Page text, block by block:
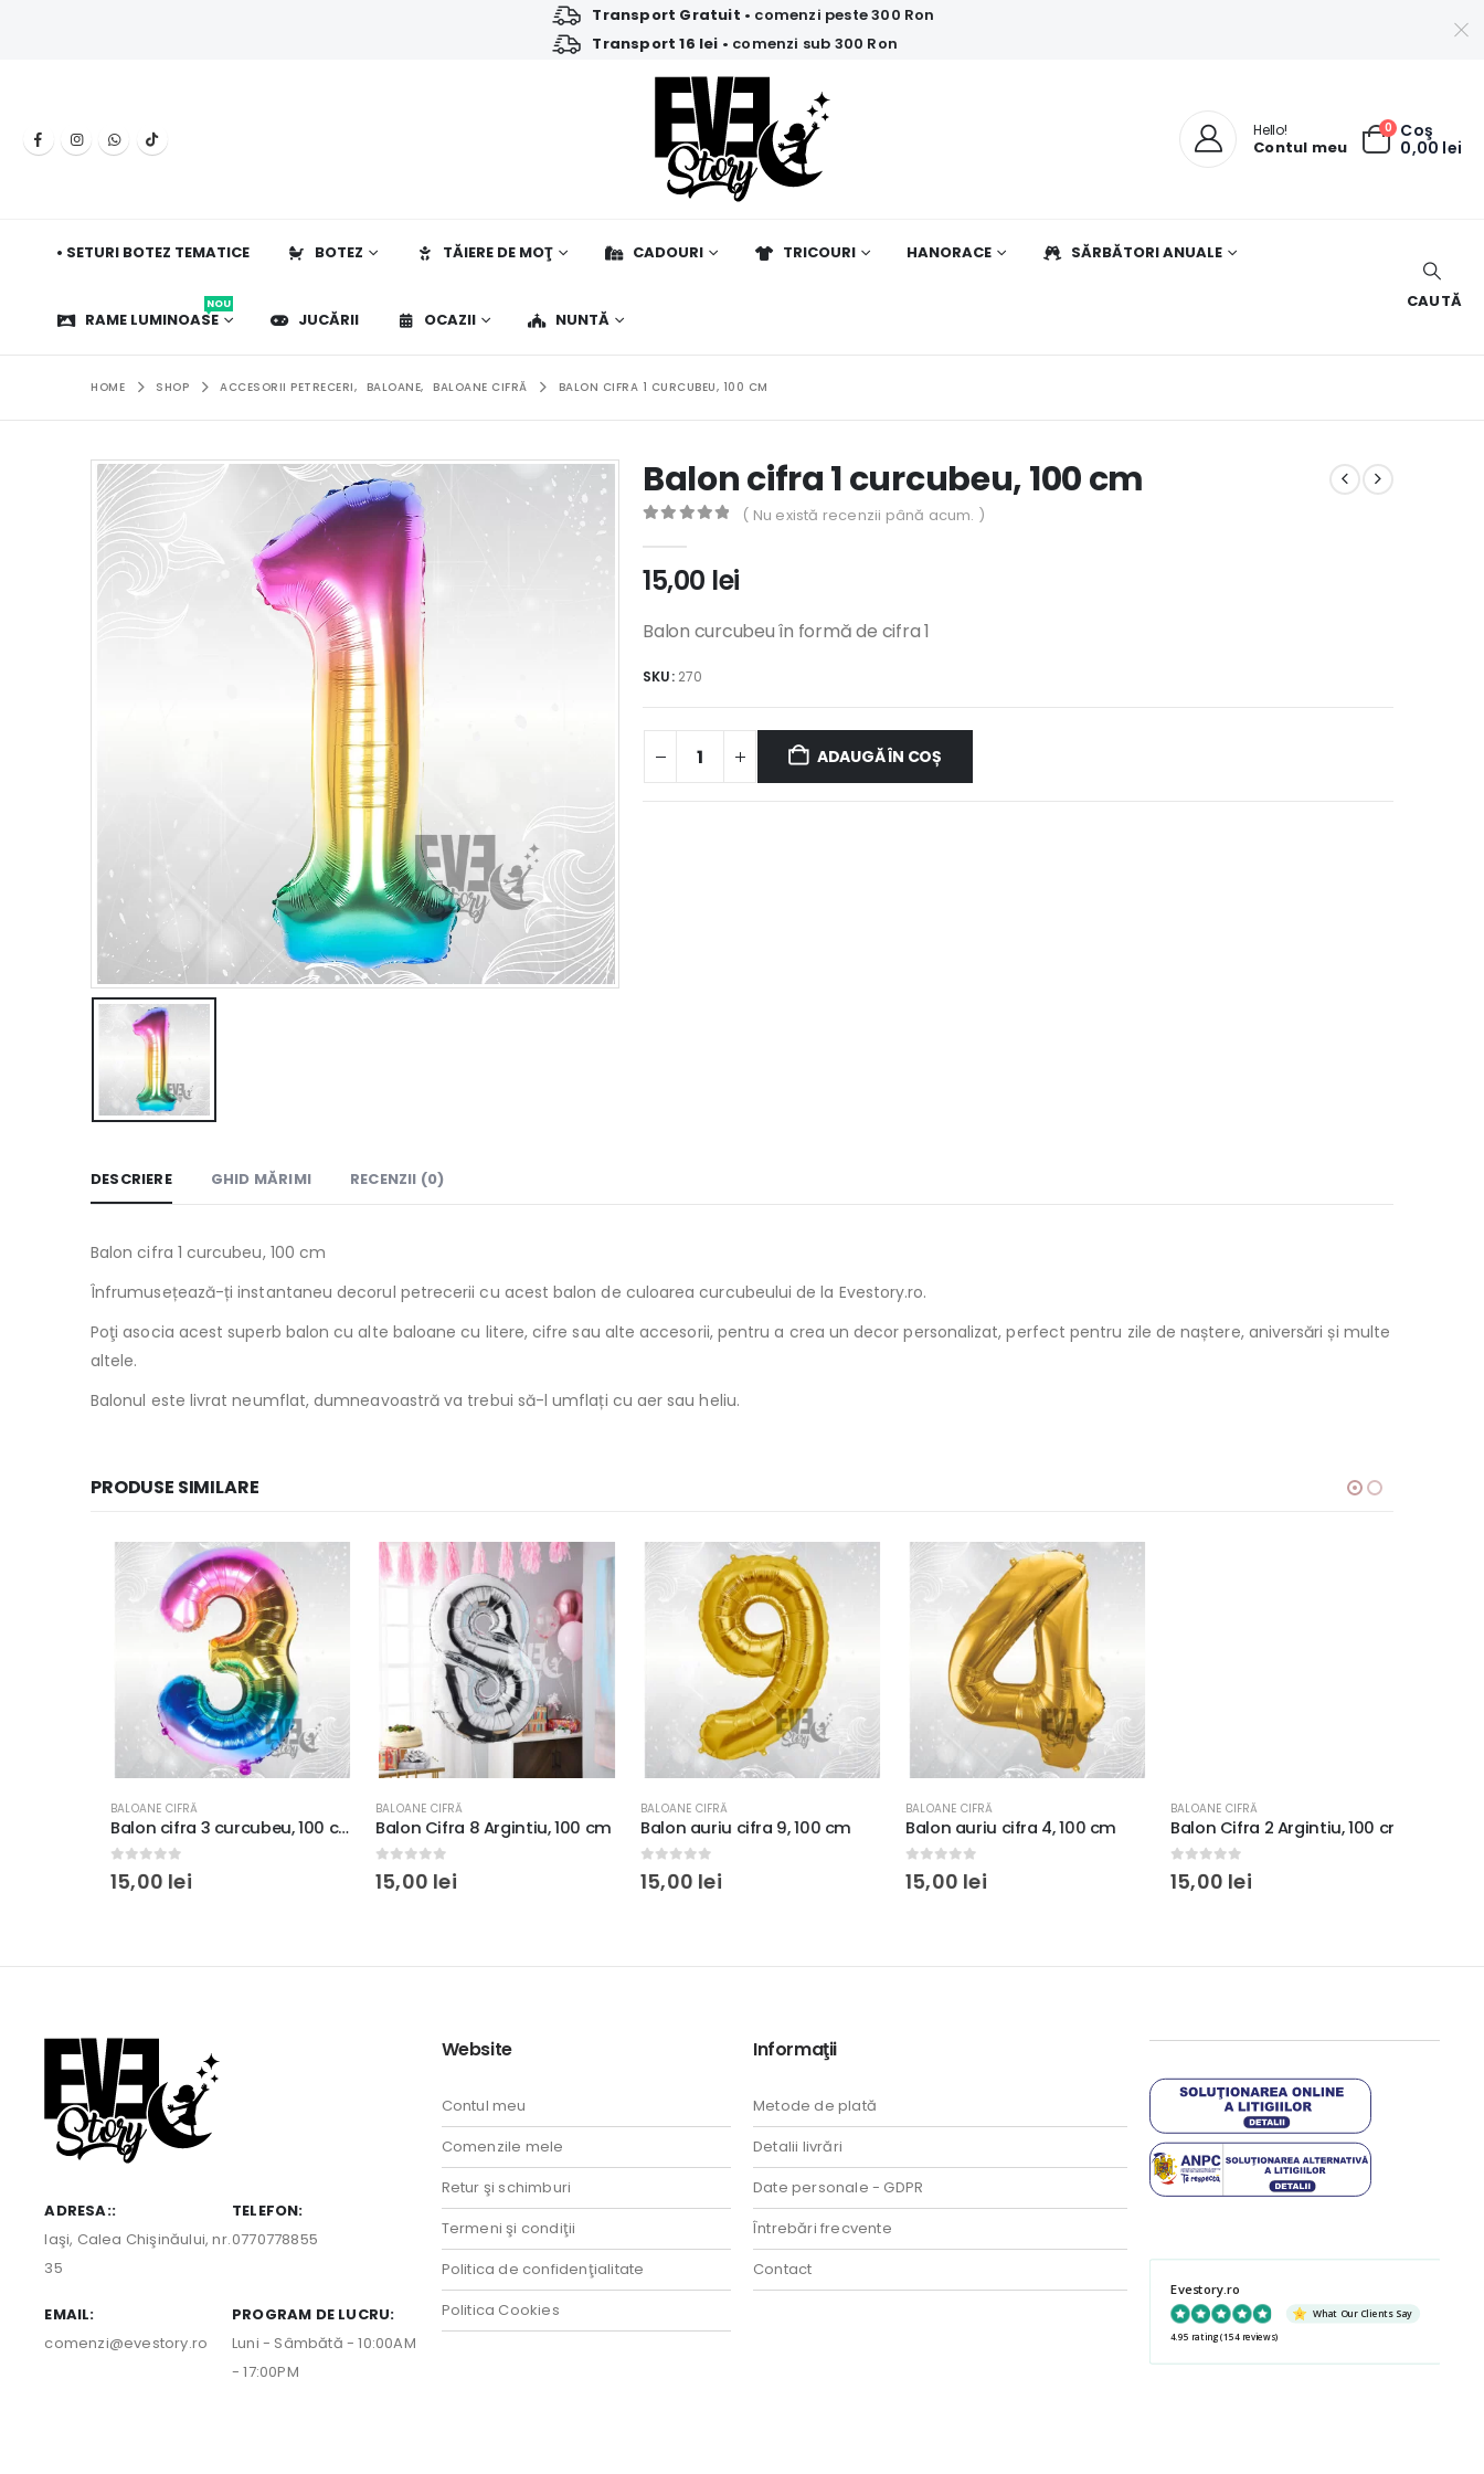
Transport Gratuit • comenzi peste 300 Ron
Transport 16 lei • comenzi sub 300 Ron
Hello!
Contul meu
0 Coş
0,00 lei
• SETURI BOTEZ TEMATICE BOTEZ TĂIERE DE MOŢ CADOURI TRICOURI HANORACE SĂRBĂTORI ANUALE
RAME LUMINOASE
NOU
JUCĂRII OCAZII NUNTĂ
CAUTĂ
HOME SHOP ACCESORII PETRECERI, BALOANE, BALOANE CIFRĂ BALON CIFRA 1 CURCUBEU, 100 CM
Balon cifra 1 curcubeu, 100 cm
( Nu există recenzii până acum. )
15,00 lei
Balon curcubeu în formă de cifra 1
SKU: 270
ADAUGĂ ÎN COȘ
DESCRIERE GHID MĂRIMI RECENZII (0)
Balon cifra 1 curcubeu, 100 cm
Înfrumusețează-ți instantaneu decorul petrecerii cu acest balon de culoarea curcubeului de la Evestory.ro.
Poţi asocia acest superb balon cu alte baloane cu litere, cifre sau alte accesorii, pentru a crea un decor personalizat, perfect pentru zile de naștere, aniversări și multe
altele.
Balonul este livrat neumflat, dumneavoastră va trebui să-l umflați cu aer sau heliu.
PRODUSE SIMILARE
BALOANE CIFRĂ
Balon cifra 3 curcubeu, 100 cm
out of 5
15,00lei
BALOANE CIFRĂ
Balon Cifra 8 Argintiu, 100 cm
out of 5
15,00lei
BALOANE CIFRĂ
Balon auriu cifra 9, 100 cm
out of 5
15,00lei
BALOANE CIFRĂ
Balon auriu cifra 4, 100 cm
out of 5
15,00lei
BALOANE CIFRĂ
Balon Cifra 2 Argintiu, 100 cm
out of 5
15,00lei
ADRESA::
Iaşi, Calea Chişinăului, nr.
35
TELEFON:
0770778855
EMAIL:
comenzi@evestory.ro
PROGRAM DE LUCRU:
Luni - Sâmbătă - 10:00AM
- 17:00PM
Website
Contul meu
Comenzile mele
Retur şi schimburi
Termeni şi condiţii
Politica de confidenţialitate
Politica Cookies
Informaţii
Metode de plată
Detalii livrări
Date personale - GDPR
Întrebări frecvente
Contact
Evestory.ro
What Our Clients Say
4.95 rating (154 reviews)